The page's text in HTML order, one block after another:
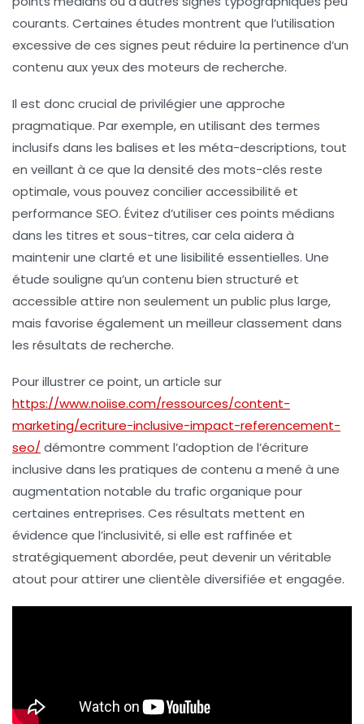
courants. Certaines études montrent que l’utilisation
excessive de ces signes peut réduire la pertinence d’un
contenu aux yeux des moteurs de recherche.
Il est donc crucial de privilégier une approche
pragmatique. Par exemple, en utilisant des termes
inclusifs dans les balises et les méta-descriptions, tout
en veillant à ce que la densité des mots-clés reste
optimale, vous pouvez concilieraccessibilité et
performance SEO. Évitez d’utiliser ces points médians
dans les titres et sous-titres, car cela aidera à
maintenir une clarté et une lisibilité essentielles. Une
étude souligne qu’un contenu bien structuré et
accessible attire non seulement un public plus large,
mais favorise également un meilleur classement dans
les résultats de recherche.
Pour illustrer ce point, un article sur
https://www.noiise.com/ressources/content-
marketing/ecriture-inclusive-impact-referencement-
seo/ démontre comment l’adoption de l’écriture
inclusive dans les pratiques de contenu a mené à une
augmentation notable du trafic organique pour
certaines entreprises. Ces résultats mettent en
évidence que l’inclusivité, si elle est raffinée et
stratégiquement abordée, peut devenir un véritable
atout pour attirer une clientèle diversifiée et engagée.